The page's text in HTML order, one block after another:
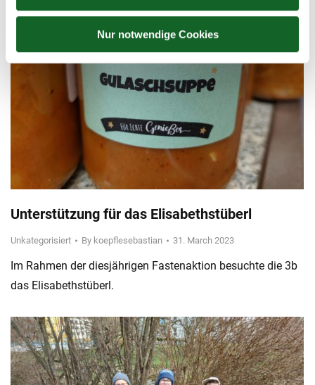
Nur notwendige Cookies
Unterstützung für das Elisabethstüberl
Unkategorisiert By koepflesebastian 31. March 2023
Im Rahmen der diesjährigen Fastenaktion besuchte die 3b
das Elisabethstüberl.